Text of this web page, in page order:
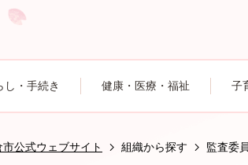
し・手続き 健康・医療・福祉 子
公式ウェブサイト 組織から探す 監査委